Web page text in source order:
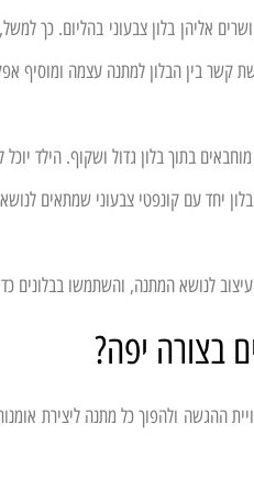
אליהן בלון צבעוני בהליום. כך
קשר בין הבלון למתנה עצמה ומוסיף
בתוך בלון גדול ושקוף. הילד
יחד עם קונפטי צבעוני שמתאים
לנושא המתנה, והשתמשו בבלונים
בצורה יפה?
ההגשה ולהפוך כל מתנה ליצירת